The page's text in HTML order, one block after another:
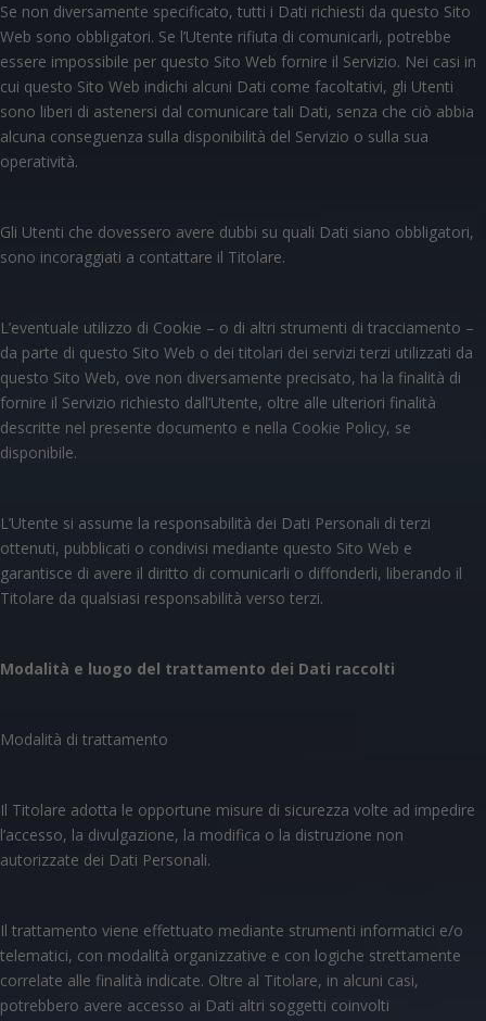
Se non diversamente specificato, tutti i Dati richiesti da questo Sito
Web sono obbligatori. Se l’Utente rifiuta di comunicarli, potrebbe
essere impossibile per questo Sito Web fornire il Servizio. Nei casi in
cui questo Sito Web indichi alcuni Dati come facoltativi, gli Utenti
sono liberi di astenersi dal comunicare tali Dati, senza che ciò abbia
alcuna conseguenza sulla disponibilità del Servizio o sulla sua
operatività.
Gli Utenti che dovessero avere dubbi su quali Dati siano obbligatori,
sono incoraggiati a contattare il Titolare.
L’eventuale utilizzo di Cookie – o di altri strumenti di tracciamento –
da parte di questo Sito Web o dei titolari dei servizi terzi utilizzati da
questo Sito Web, ove non diversamente precisato, ha la finalità di
fornire il Servizio richiesto dall’Utente, oltre alle ulteriori finalità
descritte nel presente documento e nella Cookie Policy, se
disponibile.
L’Utente si assume la responsabilità dei Dati Personali di terzi
ottenuti, pubblicati o condivisi mediante questo Sito Web e
garantisce di avere il diritto di comunicarli o diffonderli, liberando il
Titolare da qualsiasi responsabilità verso terzi.
Modalità e luogo del trattamento dei Dati raccolti
Modalità di trattamento
Il Titolare adotta le opportune misure di sicurezza volte ad impedire
l’accesso, la divulgazione, la modifica o la distruzione non
autorizzate dei Dati Personali.
Il trattamento viene effettuato mediante strumenti informatici e/o
telematici, con modalità organizzative e con logiche strettamente
correlate alle finalità indicate. Oltre al Titolare, in alcuni casi,
potrebbero avere accesso ai Dati altri soggetti coinvolti